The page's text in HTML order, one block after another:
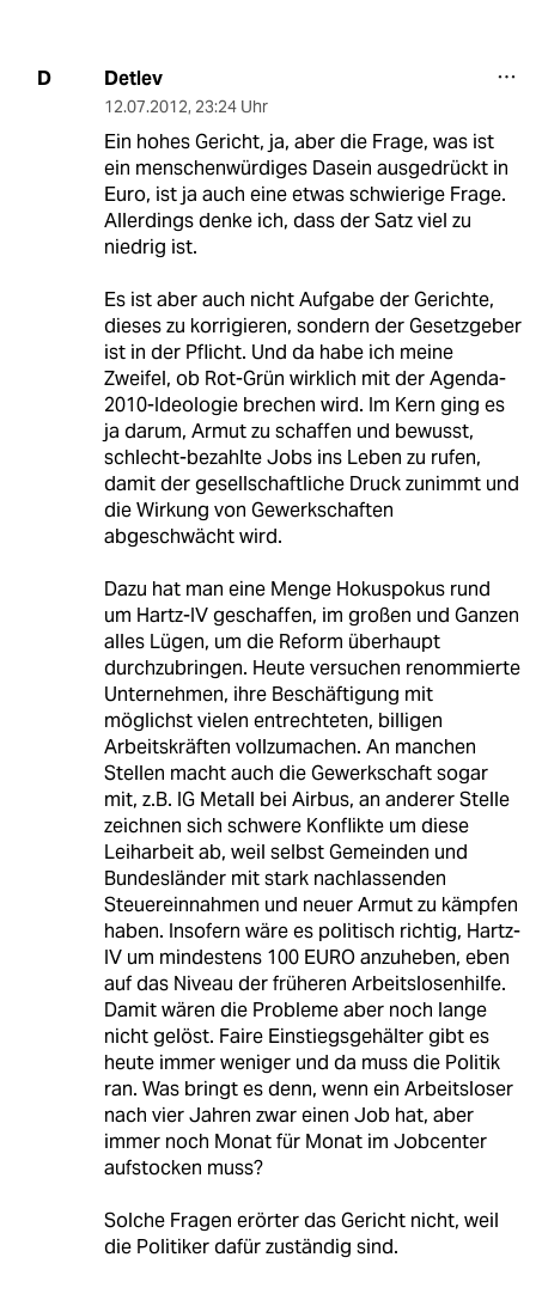
D Detlev
12.07.2012, 23:24 Uhr
Ein hohes Gericht, ja, aber die Frage, was ist
ein menschenwürdiges Dasein ausgedrückt in
Euro, ist ja auch eine etwas schwierige Frage.
Allerdings denke ich, dass der Satz viel zu
niedrig ist.
Es ist aber auch nicht Aufgabe der Gerichte,
dieses zu korrigieren, sondern der Gesetzgeber
ist in der Pflicht. Und da habe ich meine
Zweifel, ob Rot-Grün wirklich mit der Agenda-
2010-Ideologie brechen wird. Im Kern ging es
ja darum, Armut zu schaffen und bewusst,
schlecht-bezahlte Jobs ins Leben zu rufen,
damit der gesellschaftliche Druck zunimmt und
die Wirkung von Gewerkschaften
abgeschwächt wird.
Dazu hat man eine Menge Hokuspokus rund
um Hartz-IV geschaffen, im großen und Ganzen
alles Lügen, um die Reform überhaupt
durchzubringen. Heute versuchen renommierte
Unternehmen, ihre Beschäftigung mit
möglichst vielen entrechteten, billigen
Arbeitskräften vollzumachen. An manchen
Stellen macht auch die Gewerkschaft sogar
mit, z.B. IG Metall bei Airbus, an anderer Stelle
zeichnen sich schwere Konflikte um diese
Leiharbeit ab, weil selbst Gemeinden und
Bundesländer mit stark nachlassenden
Steuereinnahmen und neuer Armut zu kämpfen
haben. Insofern wäre es politisch richtig, Hartz-
IV um mindestens 100 EURO anzuheben, eben
auf das Niveau der früheren Arbeitslosenhilfe.
Damit wären die Probleme aber noch lange
nicht gelöst. Faire Einstiegsgehälter gibt es
heute immer weniger und da muss die Politik
ran. Was bringt es denn, wenn ein Arbeitsloser
nach vier Jahren zwar einen Job hat, aber
immer noch Monat für Monat im Jobcenter
aufstocken muss?
Solche Fragen erörter das Gericht nicht, weil
die Politiker dafür zuständig sind.